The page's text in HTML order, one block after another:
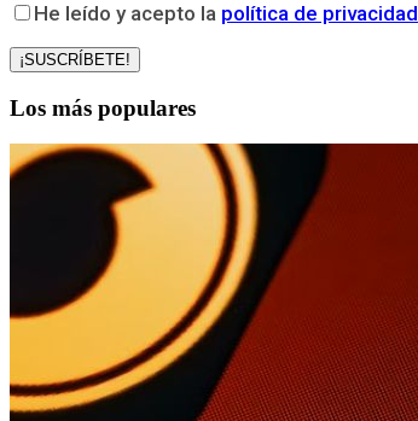
He leído y acepto la política de privacidad
Los más populares